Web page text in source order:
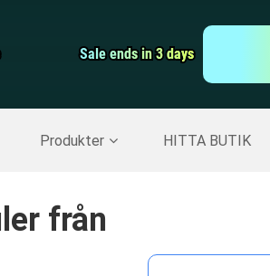
Sale ends in 3 days
Sale ends in 3 days
Produkter HITTA BUTIK
Screen Recorder
>>
från